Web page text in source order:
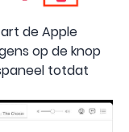
de Apple
op de knop
totdat